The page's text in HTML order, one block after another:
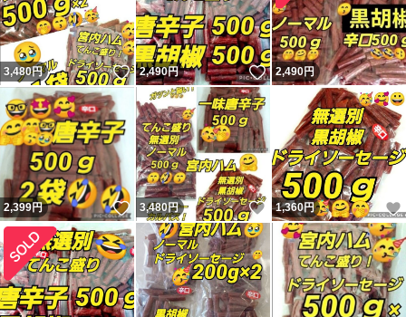
3,480円 いいね！
2,490円 いいね！
2,490円
2,399円 いいね！
3,480円 いいね！
1,360円